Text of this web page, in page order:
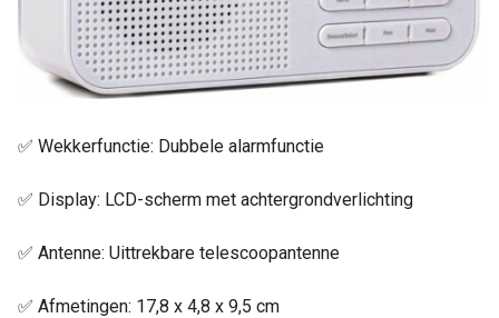
✅ Wekkerfunctie: Dubbele alarmfunctie
✅ Display: LCD-scherm met achtergrondverlichting
✅ Antenne: Uittrekbare telescoopantenne
✅ Afmetingen: 17,8 x 4,8 x 9,5 cm